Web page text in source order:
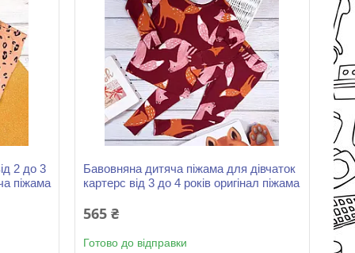
2 до 3
піжама
Бавовняна дитяча піжама для дівчаток
картерс від 3 до 4 років оригінал піжама
565 ₴
Готово до відправки